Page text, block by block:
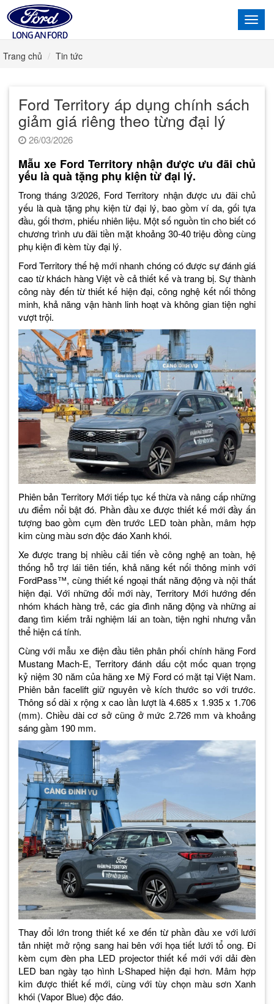
Trang chủ Tin tức
Ford Territory áp dụng chính sách
giảm giá riêng theo từng đại lý
26/03/2026
Mẫu xe Ford Territory nhận được ưu đãi chủ
yếu là quà tặng phụ kiện từ đại lý.
Trong tháng 3/2026, Ford Territory nhận được ưu đãi chủ
yếu là quà tặng phụ kiện từ đại lý, bao gồm ví da, gối tựa
đầu, gối thơm, phiếu nhiên liệu. Một số nguồn tin cho biết có
chương trình ưu đãi tiền mặt khoảng 30-40 triệu đồng cùng
phụ kiện đi kèm tùy đại lý.
Ford Territory thế hệ mới nhanh chóng có được sự đánh giá
cao từ khách hàng Việt về cả thiết kế và trang bị. Sự thành
công này đến từ thiết kế hiện đại, công nghệ kết nối thông
minh, khả năng vận hành linh hoạt và không gian tiện nghi
vượt trội.
Phiên bản Territory Mới tiếp tục kế thừa và nâng cấp những
ưu điểm nổi bật đó. Phần đầu xe được thiết kế mới đầy ấn
tượng bao gồm cụm đèn trước LED toàn phần, mâm hợp
kim cùng màu sơn độc đáo Xanh khói.
Xe được trang bị nhiều cải tiến về công nghệ an toàn, hệ
thống hỗ trợ lái tiên tiến, khả năng kết nối thông minh với
FordPass™, cùng thiết kế ngoại thất năng động và nội thất
hiện đại. Với những đổi mới này, Territory Mới hướng đến
nhóm khách hàng trẻ, các gia đình năng động và những ai
đang tìm kiếm trải nghiệm lái an toàn, tiện nghi nhưng vẫn
thể hiện cá tính.
Cùng với mẫu xe điện đầu tiên phân phối chính hãng Ford
Mustang Mach-E, Territory đánh dấu cột mốc quan trọng
kỷ niệm 30 năm của hãng xe Mỹ Ford có mặt tại Việt Nam.
Phiên bản facelift giữ nguyên về kích thước so với trước.
Thông số dài x rộng x cao lần lượt là 4.685 x 1.935 x 1.706
(mm). Chiều dài cơ sở cũng ở mức 2.726 mm và khoảng
sáng gầm 190 mm.
Thay đổi lớn trong thiết kế xe đến từ phần đầu xe với lưới
tản nhiệt mở rộng sang hai bên với họa tiết lưới tổ ong. Đi
kèm cụm đèn pha LED projector thiết kế mới với dải đèn
LED ban ngày tạo hình L-Shaped hiện đại hơn. Mâm hợp
kim được thiết kế mới, cùng với tùy chọn màu sơn Xanh
khói (Vapor Blue) độc đáo.